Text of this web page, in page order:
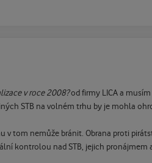
v roce 2008?od firmy LICA a
STB na volném trhu by je mohla
v tom nemůže bránit. Obrana proti
kontrolou nad STB, jejich